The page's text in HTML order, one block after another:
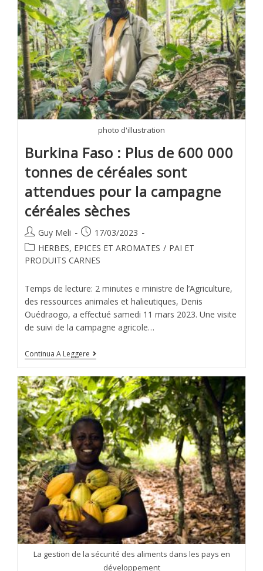
photo d'illustration
Burkina Faso : Plus de 600 000
tonnes de céréales sont
attendues pour la campagne
céréales sèches
Guy Meli
17/03/2023
HERBES, EPICES ET AROMATES / PAI ET
PRODUITS CARNES
Temps de lecture: 2 minutes e ministre de l’Agriculture,
des ressources animales et halieutiques, Denis
Ouédraogo, a effectué samedi 11 mars 2023. Une visite
de suivi de la campagne agricole…
Continua A Leggere
La gestion de la sécurité des aliments dans les pays en
développement